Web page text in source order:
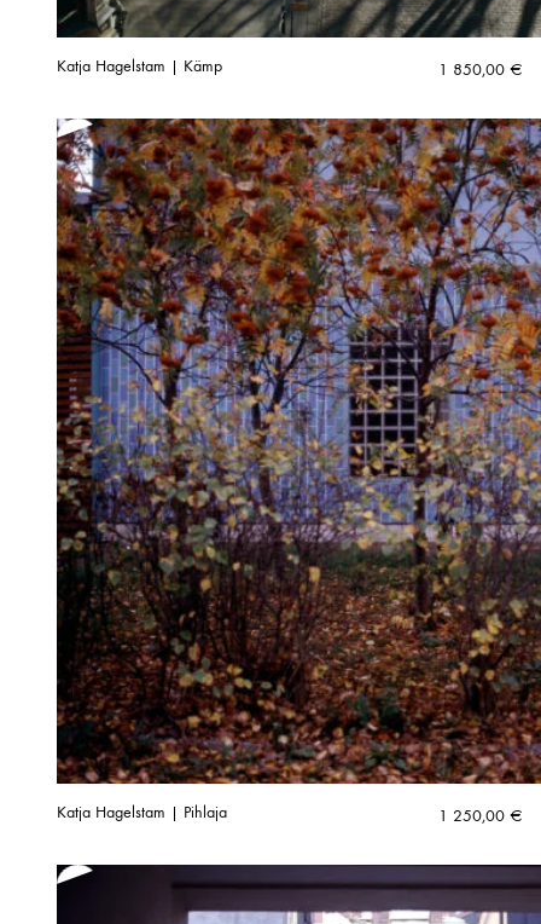
Katja Hagelstam | Kämp 1 850,00 €
Katja Hagelstam | Pihlaja 1 250,00 €